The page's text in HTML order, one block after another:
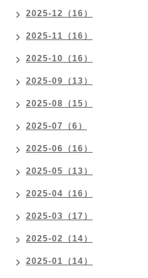
2025-12（16）
2025-11（16）
2025-10（16）
2025-09（13）
2025-08（15）
2025-07（6）
2025-06（16）
2025-05（13）
2025-04（16）
2025-03（17）
2025-02（14）
2025-01（14）